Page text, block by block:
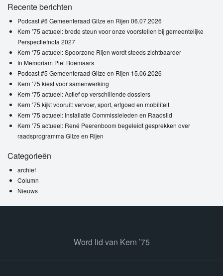
Recente berichten
Podcast #6 Gemeenteraad Gilze en Rijen 06.07.2026
Kern ’75 actueel: brede steun voor onze voorstellen bij gemeentelijke
Perspectiefnota 2027
Kern ‘75 actueel: Spoorzone Rijen wordt steeds zichtbaarder
In Memoriam Piet Boemaars
Podcast #5 Gemeenteraad Gilze en Rijen 15.06.2026
Kern ’75 kiest voor samenwerking
Kern ‘75 actueel: Actief op verschillende dossiers
Kern ’75 kijkt vooruit: vervoer, sport, erfgoed en mobiliteit
Kern ‘75 actueel: Installatie Commissieleden en Raadslid
Kern ’75 actueel: René Peerenboom begeleidt gesprekken over
raadsprogramma Gilze en Rijen
Categorieën
archief
Column
Nieuws
Word lid van Kern ’75